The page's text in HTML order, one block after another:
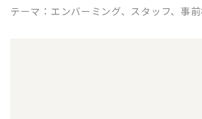
テーマ： エンバーミング、スタッフ、事